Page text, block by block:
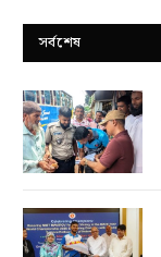
সর্বশেষ